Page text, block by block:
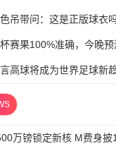
吊带问：这是正版球衣吗
赛果100%准确，今晚
高球将成为世界足球新
万镑锁定新核 M费身